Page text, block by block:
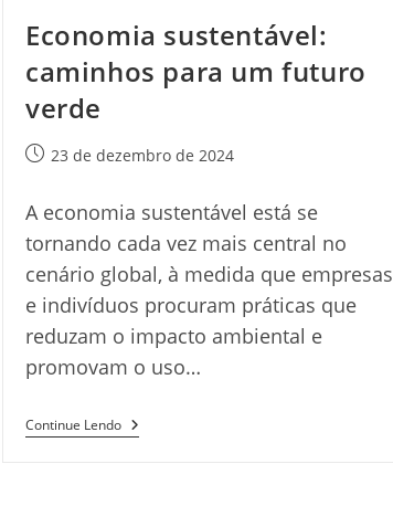
Economia sustentável:
caminhos para um futuro
verde
Post23 de dezembro de 2024
A economia sustentável está se
tornando cada vez mais central no
cenário global, à medida que empresas
e indivíduos procuram práticas que
reduzam o impacto ambiental e
promovam o uso…
Continue LendoEconomia
Sustentável: